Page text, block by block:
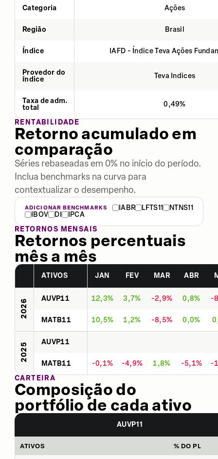
Categoria Ações
Região Brasil
Índice IAFD - Índice Teva Ações
Provedor do
índice
Teva Indices
Taxa de adm.
total
0,49%
RENTABILIDADE
Retorno acumulado em
comparação
Séries rebaseadas em 0% no início do período.
Inclua benchmarks na curva para
contextualizar o desempenho.
ADICIONAR BENCHMARKS IABR LFTS11
NTNS11
IBOV
DI
IPCA
RETORNOS MENSAIS
Retornos percentuais
mês a mês
ATIVOS JAN FEV MAR ABR
2026 AUVP11 12,3% 3,7% -2,9% 0,8% -
MATB11 10,5% 1,2% -8,5% 0,0%
2025 AUVP11
MATB11 -0,1% -4,9% 1,8% -5,1%
-
CARTEIRA
Composição do
portfólio de cada ativo
AUVP11
ATIVOS % DO PL